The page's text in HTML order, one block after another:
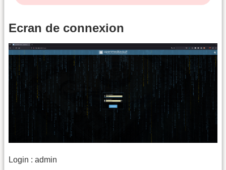
Ecran de connexion
Login : admin